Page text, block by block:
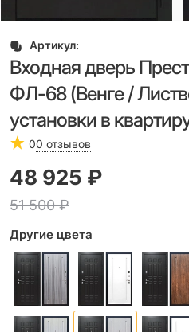
Артикул:
Входная дверь
ФЛ-68 (Венге /
установки в
00 отзывов
51 500 ₽
48 925 ₽
Другие цвета